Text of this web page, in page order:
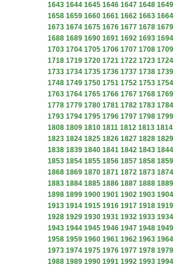
1643 1644 1645 1646 1647 1648 1649
1658 1659 1660 1661 1662 1663 1664
1673 1674 1675 1676 1677 1678 1679
1688 1689 1690 1691 1692 1693 1694
1703 1704 1705 1706 1707 1708 1709
1718 1719 1720 1721 1722 1723 1724
1733 1734 1735 1736 1737 1738 1739
1748 1749 1750 1751 1752 1753 1754
1763 1764 1765 1766 1767 1768 1769
1778 1779 1780 1781 1782 1783 1784
1793 1794 1795 1796 1797 1798 1799
1808 1809 1810 1811 1812 1813 1814
1823 1824 1825 1826 1827 1828 1829
1838 1839 1840 1841 1842 1843 1844
1853 1854 1855 1856 1857 1858 1859
1868 1869 1870 1871 1872 1873 1874
1883 1884 1885 1886 1887 1888 1889
1898 1899 1900 1901 1902 1903 1904
1913 1914 1915 1916 1917 1918 1919
1928 1929 1930 1931 1932 1933 1934
1943 1944 1945 1946 1947 1948 1949
1958 1959 1960 1961 1962 1963 1964
1973 1974 1975 1976 1977 1978 1979
1988 1989 1990 1991 1992 1993 1994